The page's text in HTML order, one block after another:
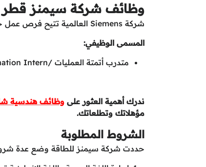
وظائف شركة سيمنز قطر
شركة Siemens العالمية تتيح فرص عمل خالية في مجالات هندسة الرقمنة برواتب عالية
المسمى الوظيفي:
متدرب أتمتة العمليات /Process Automation Intern
ندرك أهمية العثور على وظائف هندسية
مؤهلاتك وتطلعاتك.
الشروط المطلوبة
حددت شركة سيمنز للطاقة وضع عدة شروط